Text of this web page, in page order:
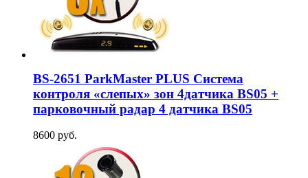
BS-2651 ParkMaster PLUS Система
контроля «слепых» зон 4датчика BS05 +
парковочный радар 4 датчика BS05
8600 руб.